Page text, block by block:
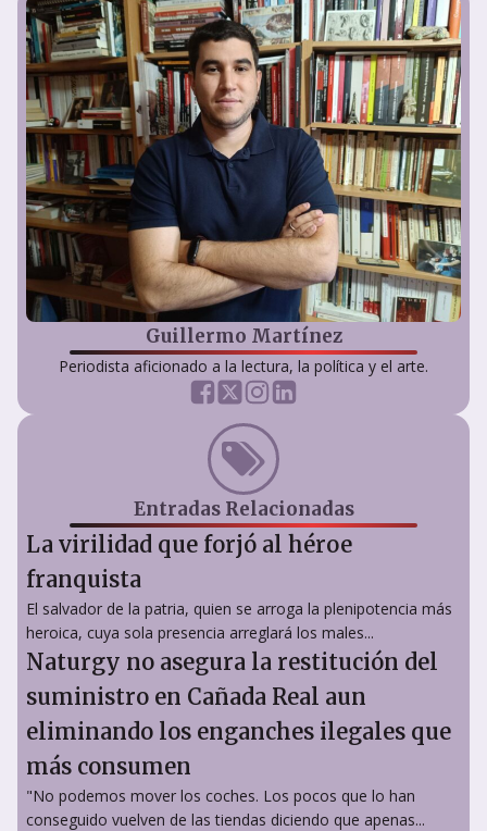
Guillermo Martínez
Periodista aficionado a la lectura, la política y el arte.
Entradas Relacionadas
La virilidad que forjó al héroe
franquista
El salvador de la patria, quien se arroga la plenipotencia más
heroica, cuya sola presencia arreglará los males...
Naturgy no asegura la restitución del
suministro en Cañada Real aun
eliminando los enganches ilegales que
más consumen
"No podemos mover los coches. Los pocos que lo han
conseguido vuelven de las tiendas diciendo que apenas...